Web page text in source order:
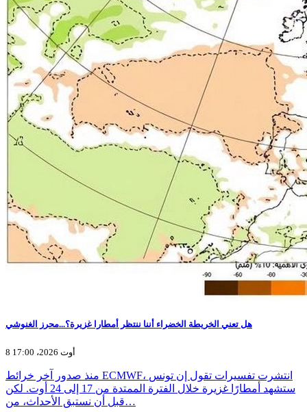
هل تعني الخريطة الخضراء أننا ننتظر أمطارا غزيرة؟...محرز الغنوشي
8 أوت 2026، 17:00
منذ صدور آخر خرائط ECMWF، انتشرت تفسيرات تقول إن تونس
ستشهد أمطارًا غزيرة خلال الفترة الممتدة من 17 إلى 24 أوت. لكن
قبل أن نستبق الأحداث، من…